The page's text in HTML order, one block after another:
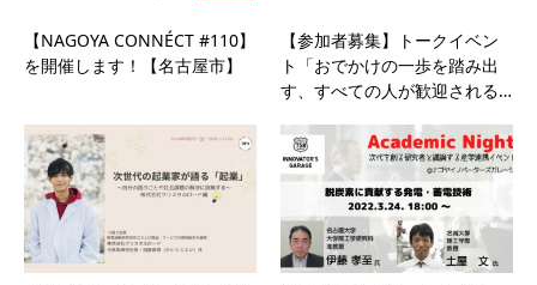
【NAGOYA CONNÉCT #110】
を開催します！【名古屋市】
【参加者募集】トークイベン
ト「おでかけの一歩を踏み出
す、すべての人が歓迎される…